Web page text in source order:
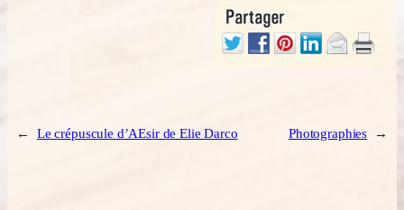
← Le crépuscule d’AEsir de Elie Darco Photographies →